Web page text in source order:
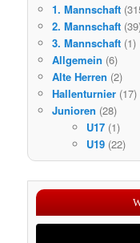
1. Mannschaft
2. Mannschaft
3. Mannschaft (1)
Allgemein (6)
Alte Herren (2)
Hallenturnier (17)
Junioren (28)
U17(1)
U19(22)